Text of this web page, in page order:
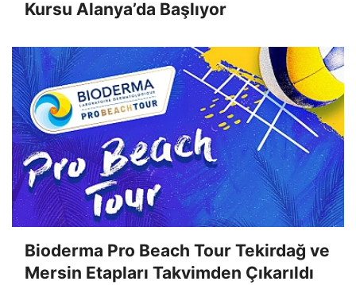
Kursu Alanya’da Başlıyor
Bioderma Pro Beach Tour Tekirdağ ve
Mersin Etapları Takvimden Çıkarıldı